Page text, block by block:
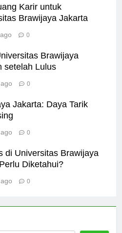
Karir untuk
Brawijaya
Jakarta: Daya Tarik
di Universitas Brawijaya